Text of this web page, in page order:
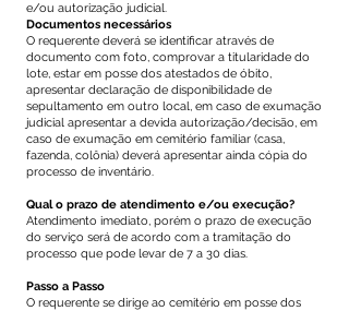
e/ou autorização judicial.
Documentos necessários
O requerente deverá se identificar através de
documento com foto, comprovar a titularidade do
lote, estar em posse dos atestados de óbito,
apresentar declaração de disponibilidade de
sepultamento em outro local, em caso de exumação
judicial apresentar a devida autorização/decisão, em
caso de exumação em cemitério familiar (casa,
fazenda, colônia) deverá apresentar ainda cópia do
processo de inventário.
Qual o prazo de atendimento e/ou execução?
Atendimento imediato, porém o prazo de execução
do serviço será de acordo com a tramitação do
processo que pode levar de 7 a 30 dias.
Passo a Passo
O requerente se dirige ao cemitério em posse dos